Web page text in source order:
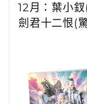
12月：葉小
劍君十二恨(